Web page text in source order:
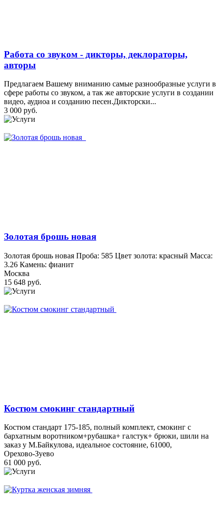
Работа со звуком - дикторы, деклораторы,
авторы
Предлагаем Вашему вниманию самые разнообразные услуги в
сфере работы со звуком, а так же авторские услуги в создании
видео, аудиоа и созданию песен.Дикторски...
3 000 руб.
Золотая брошь новая
Золотая брошь новая Проба: 585 Цвет золота: красный Масса:
3.26 Камень: фианит
Москва
15 648 руб.
Костюм смокинг стандартный
Костюм стандарт 175-185, полный комплект, смокинг с
бархатным воротником+рубашка+ галстук+ брюки, шили на
заказ у М.Байкулова, идеальное состояние, 61000,
Орехово-Зуево
61 000 руб.